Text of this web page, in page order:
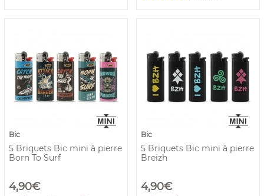
Bic
5 Briquets Bic mini à pierre
Born To Surf
4,90€
Bic
5 Briquets Bic mini à pierre
Breizh
4,90€